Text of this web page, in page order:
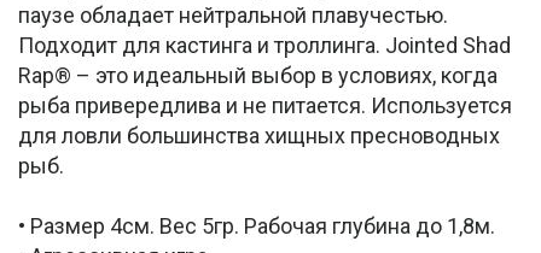
паузе обладает нейтральной плавучестью.
Подходит для кастинга и троллинга. Jointed Shad
Rap® – это идеальный выбор в условиях, когда
рыба привередлива и не питается. Используется
для ловли большинства хищных пресноводных
рыб.
• Размер 4см. Вес 5гр. Рабочая глубина до 1,8м.